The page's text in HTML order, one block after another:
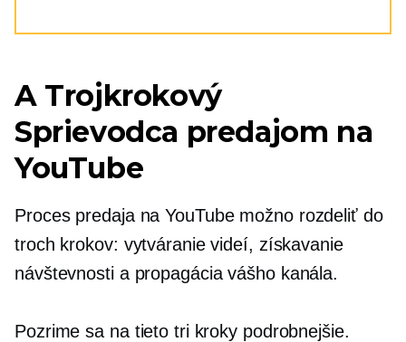
A Trojkrokový
Sprievodca predajom na
YouTube
Proces predaja na YouTube možno rozdeliť do
troch krokov: vytváranie videí, získavanie
návštevnosti a propagácia vášho kanála.
Pozrime sa na tieto tri kroky podrobnejšie.